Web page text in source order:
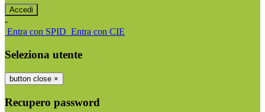
-
Entra con SPID Entra con CIE
Seleziona utente
button close ×
Recupero password